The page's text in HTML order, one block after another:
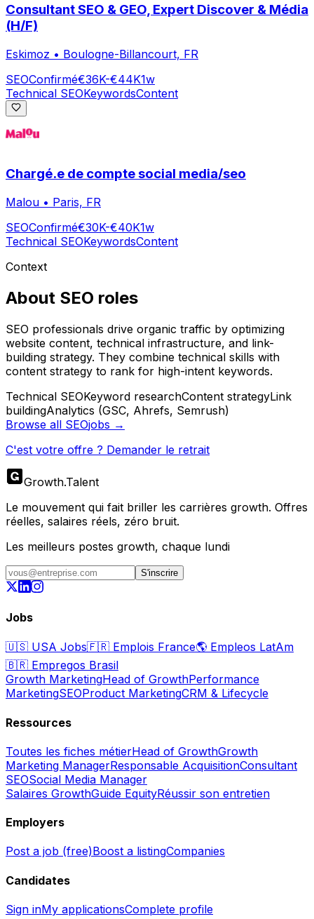
Consultant SEO & GEO, Expert Discover & Média
(H/F)
Eskimoz • Boulogne-Billancourt, FR
SEOConfirmé€36K-€44K1w
Technical SEOKeywordsContent
Chargé.e de compte social media/seo
Malou • Paris, FR
SEOConfirmé€30K-€40K1w
Technical SEOKeywordsContent
Context
About SEO roles
SEO professionals drive organic traffic by optimizing
website content, technical infrastructure, and link-
building strategy. They combine technical skills with
content strategy to rank for high-intent keywords.
Technical SEOKeyword researchContent strategyLink
buildingAnalytics (GSC, Ahrefs, Semrush)
Browse all SEOjobs →
C'est votre offre ? Demander le retrait
Growth.Talent
Le mouvement qui fait briller les carrières growth. Offres
réelles, salaires réels, zéro bruit.
Les meilleurs postes growth, chaque lundi
S'inscrire
Jobs
🇺🇸 USA Jobs🇫🇷 Emplois France🌎 Empleos LatAm
🇧🇷 Empregos Brasil
Growth MarketingHead of GrowthPerformance
MarketingSEOProduct MarketingCRM & Lifecycle
Ressources
Toutes les fiches métierHead of GrowthGrowth
Marketing ManagerResponsable AcquisitionConsultant
SEOSocial Media Manager
Salaires GrowthGuide EquityRéussir son entretien
Employers
Post a job (free)Boost a listingCompanies
Candidates
Sign inMy applicationsComplete profile